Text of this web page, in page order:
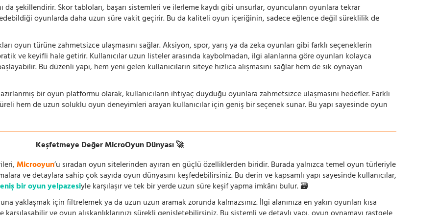
da şekillendirir. Skor tabloları, başarı sistemleri ve ilerleme kaydı gibi unsurlar, oyuncuların oyunlara tekrar
oyunlarda daha uzun süre vakit geçirir. Bu da kaliteli oyun içeriğinin, sadece eğlence değil süreklilik de
oyun türüne zahmetsizce ulaşmasını sağlar. Aksiyon, spor, yarış ya da zeka oyunları gibi farklı seçeneklerin
ve keyifli hale getirir. Kullanıcılar uzun listeler arasında kaybolmadan, ilgi alanlarına göre oyunları kolayca
Bu düzenli yapı, hem yeni gelen kullanıcıların siteye hızlıca alışmasını sağlar hem de sık oynayan
bir oyun platformu olarak, kullanıcıların ihtiyaç duyduğu oyunlara zahmetsizce ulaşmasını hedefler. Farklı
hem de uzun soluklu oyun deneyimleri arayan kullanıcılar için geniş bir seçenek sunar. Bu yapı sayesinde oyun
Keşfetmeye Değer MicroOyun Dünyası 🚀
Microoyun’u sıradan oyun sitelerinden ayıran en güçlü özelliklerden biridir. Burada yalnızca temel oyun türleriyle
ve detaylara sahip çok sayıda oyun dünyasını keşfedebilirsiniz. Bu derin ve kapsamlı yapı sayesinde kullanıcılar,
bir oyun yelpazesiyle karşılaşır ve tek bir yerde uzun süre keşif yapma imkânı bulur. 🗃️
yaklaşmak için filtrelemek ya da uzun uzun aramak zorunda kalmazsınız. İlgi alanınıza en yakın oyunları kısa